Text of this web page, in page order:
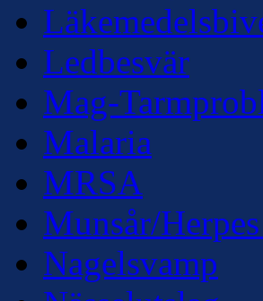
Ledbesvär
Mag-
Malaria
MRSA
Munsår/
Nagelsvamp